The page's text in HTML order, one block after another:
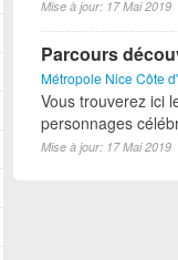
Mise à jour: 17 Mai 2019
Parcours
Métropole Nice Côte
Vous trouverez ici
personnages
Mise à jour: 17 Mai 2019